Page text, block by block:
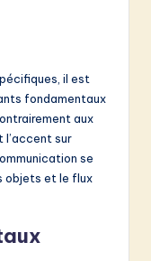
il est
fondamentaux
aux
l’accent sur
se
objets et le flux